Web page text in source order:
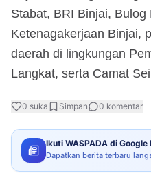
Stabat, BRI Binjai, Bulog
Ketenagakerjaan Binjai,
daerah di lingkungan
Langkat, serta Camat
0 suka Simpan 0 komentar
Ikuti WASPADA di Google
Dapatkan berita terbaru